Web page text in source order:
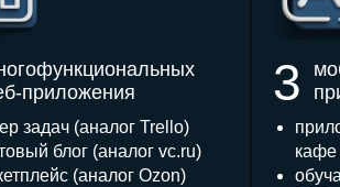
задач (аналог Trello)
блог (аналог vc.ru)
(аналог Ozon)
кафе
3
приложения